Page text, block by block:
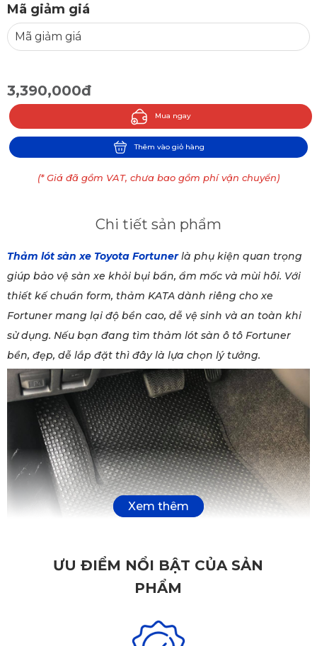
Mã giảm giá
3,390,000đ
Mua ngay
Thêm vào giỏ hàng
(* Giá đã gồm VAT, chưa bao gồm phí vận chuyển)
Chi tiết sản phẩm
Thảm lót sàn xe Toyota Fortunerlà phụ kiện quan trọng
giúp bảo vệ sàn xe khỏi bụi bẩn, ẩm mốc và mùi hôi. Với
thiết kế chuẩn form, thảm KATA dành riêng cho xe
Fortuner mang lại độ bền cao, dễ vệ sinh và an toàn khi
sử dụng. Nếu bạn đang tìm thảm lót sàn ô tô Fortuner
bền, đẹp, dễ lắp đặt thì đây là lựa chọn lý tưởng.
ƯU ĐIỂM NỔI BẬT CỦA SẢN
PHẨM